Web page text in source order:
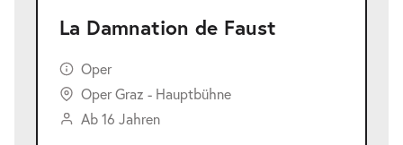
La Damnation de Faust
Oper
Oper Graz - Hauptbühne
Ab 16 Jahren